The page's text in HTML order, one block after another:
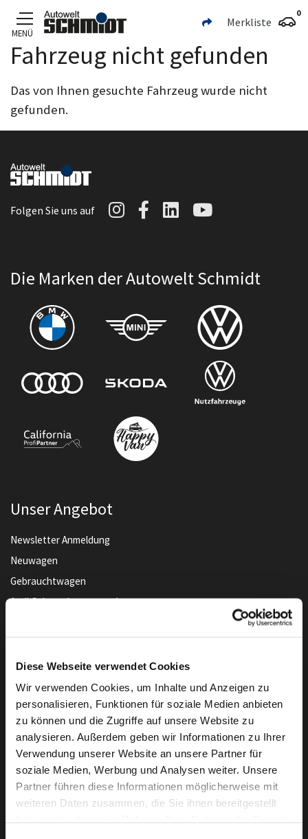
Diese Webseite verwendet Cookies
Wir verwenden Cookies, um Inhalte und Anzeigen zu
personalisieren, Funktionen für soziale Medien anbieten
zu können und die Zugriffe auf unsere Website zu
analysieren. Außerdem geben wir Informationen zu Ihrer
Verwendung unserer Website an unsere Partner für
soziale Medien, Werbung und Analysen weiter. Unsere
Partner führen diese Informationen möglicherweise mit
weiteren Daten zusammen, die Sie ihnen bereitgestellt
Zum Hauptinhalt
MENÜ
Merkliste
0
Fahrzeug nicht gefunden
Das von Ihnen gesuchte Fahrzeug wurde nicht
gefunden.
Folgen Sie uns auf Autowelt Schmidt auf
Autowelt Schmidt
AutoweltAutowelt
Die Marken der Autowelt Schmidt
Unser Angebot
Newsletter Anmeldung
Neuwagen
Gebrauchtwagen
Audi Gebrauchtwagen :plus
Online-Terminbuchung
Für Geschäftskunden
Audi Business
BMW Geschäftskunden
Volkswagen Professional Class
Autowelt Schmidt